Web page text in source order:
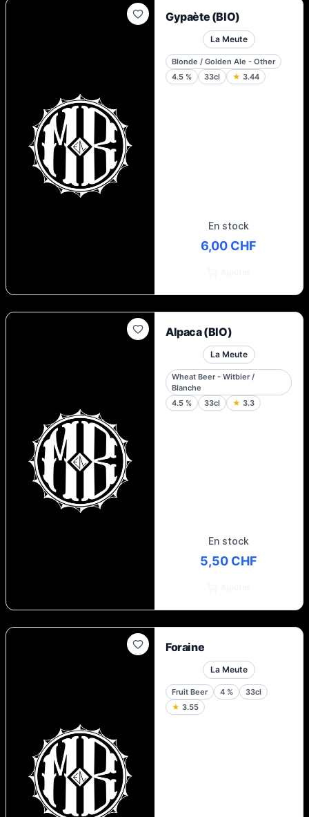
Gypaète (BIO)
La Meute
Blonde / Golden Ale - Other
4.5 % 33cl ★ 3.44
En stock
6,00 CHF
Alpaca (BIO)
La Meute
Wheat Beer - Witbier /
Blanche
4.5 % 33cl ★ 3.3
En stock
5,50 CHF
Foraine
La Meute
Fruit Beer 4 %
33cl
★ 3.55